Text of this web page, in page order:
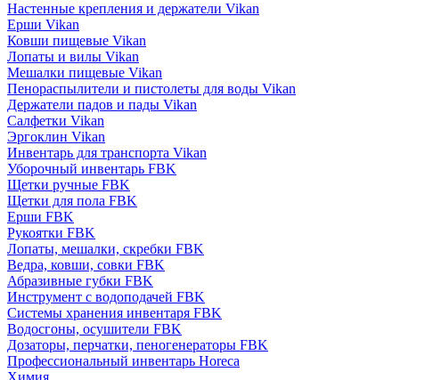
Настенные крепления и держатели Vikan
Ерши Vikan
Ковши пищевые Vikan
Лопаты и вилы Vikan
Мешалки пищевые Vikan
Пенораспылители и пистолеты для воды Vikan
Держатели падов и пады Vikan
Салфетки Vikan
Эргоклин Vikan
Инвентарь для транспорта Vikan
Уборочный инвентарь FBK
Щетки ручные FBK
Щетки для пола FBK
Ерши FBK
Рукоятки FBK
Лопаты, мешалки, скребки FBK
Ведра, ковши, совки FBK
Абразивные губки FBK
Инструмент с водоподачей FBK
Системы хранения инвентаря FBK
Водосгоны, осушители FBK
Дозаторы, перчатки, пеногенераторы FBK
Профессиональный инвентарь Horeca
Химия